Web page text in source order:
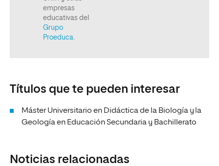
Títulos que te pueden interesar
Máster Universitario en Didáctica de la Biología y la
Geología en Educación Secundaria y Bachillerato
Noticias relacionadas